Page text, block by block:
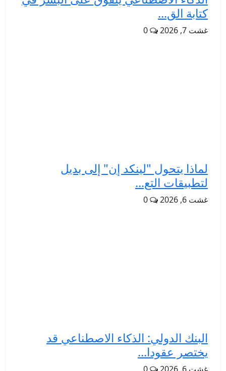
كتابة الق...
غشت 7, 2026 0
لماذا يتحول "لينكد إن" إلى بديل
لتطبيقات التع...
غشت 6, 2026 0
البنك الدولي: الذكاء الاصطناعي قد
يختصر عقودا...